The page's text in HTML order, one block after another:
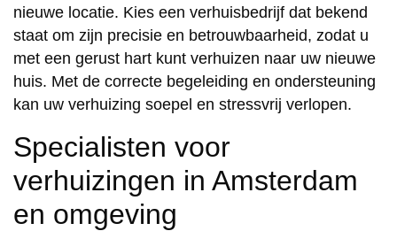
nieuwe locatie. Kies een verhuisbedrijf dat bekend
staat om zijn precisie en betrouwbaarheid, zodat u
met een gerust hart kunt verhuizen naar uw nieuwe
huis. Met de correcte begeleiding en ondersteuning
kan uw verhuizing soepel en stressvrij verlopen.
Specialisten voor
verhuizingen in Amsterdam
en omgeving